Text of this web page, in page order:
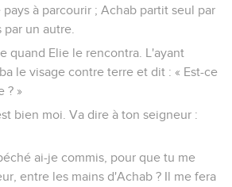
prophètes de Baal, leur dit Elie.
s’échapper ! » Et ils s’emparèrent
au bord du torrent du Kison, où il
: « Monte manger et boire, car il y a
de pluie. »
et boire. Quant à Elie, il monta au